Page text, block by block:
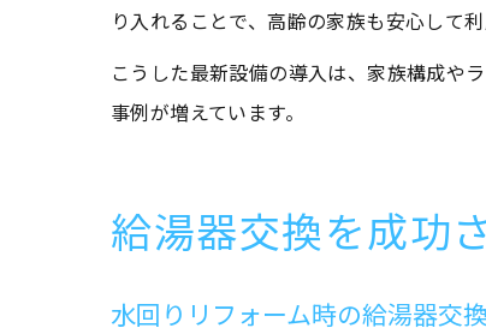
り入れることで、高齢の家族も安心して
こうした最新設備の導入は、家族構成や
事例が増えています。
給湯器交換を成功
水回りリフォーム時の給湯器交